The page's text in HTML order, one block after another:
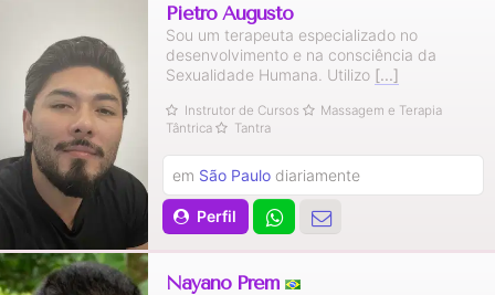
Pietro Augusto
Sou um terapeuta especializado no
desenvolvimento e na consciência da
Sexualidade Humana. Utilizo [...]
Instrutor de Cursos
Massagem e Terapia
Tântrica
Tantra
Perfil
em São Paulo diariamente
Nayano Prem